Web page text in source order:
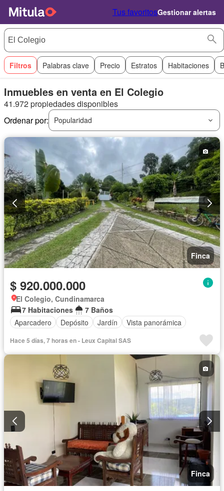
Tus favoritosGestionar alertas
Filtros Palabras clave Precio Estratos Habitaciones
Inmuebles en venta en El Colegio
41.972 propiedades disponibles
Ordenar por:
Popularidad
Finca
$ 920.000.000
El Colegio, Cundinamarca
7 Habitaciones
7 Baños
Aparcadero
Depósito Jardín Vista panorámica
Hace 5 días, 7 horas en - Leux Capital SAS
Finca